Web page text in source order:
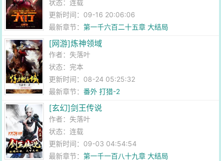
状态：连载
更新时间：09-16 20:06:06
最新章节：第一千六百二十五章 大结局
[网游]炼神领域
作者：失落叶
状态：完本
更新时间：08-24 05:25:32
最新章节：番外 打猎-2
[玄幻]剑王传说
作者：失落叶
状态：连载
更新时间：09-03 04:54:54
最新章节：第一千一百八十九章 大结局